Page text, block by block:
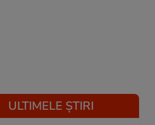
ULTIMELE ȘTIRI